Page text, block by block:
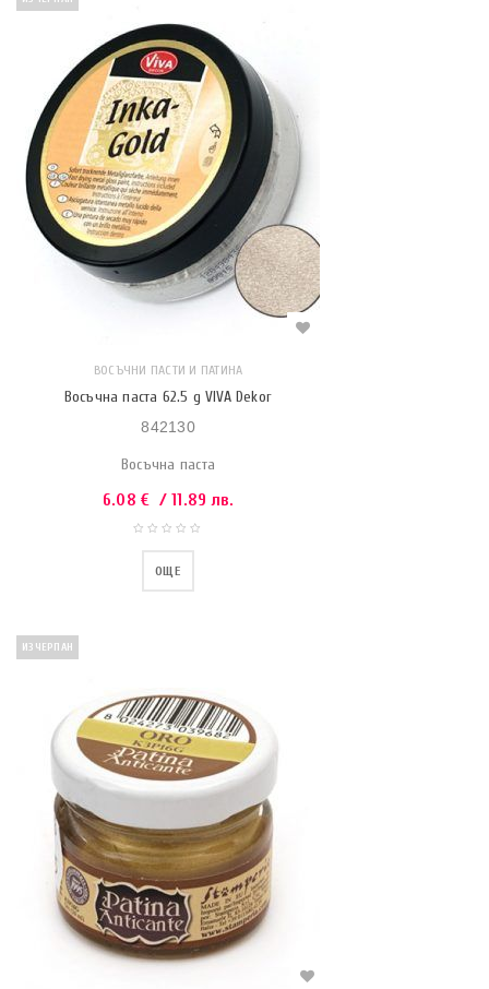
ВОСЪЧНИ ПАСТИ И ПАТИНА
Восъчна паста 62.5 g VIVA Dekor
842130
Восъчна паста
6.08 € / 11.89 лв.
ОЩЕ
ИЗЧЕРПАН